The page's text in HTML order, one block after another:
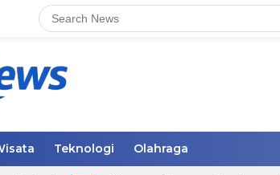
Teknologi Olahraga